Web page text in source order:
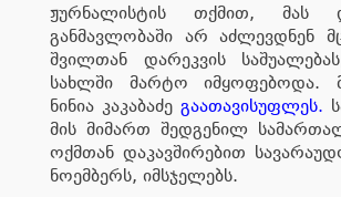
ჟურნალისტის თქმით, მას
განმავლობაში არ აძლევდნენ
შვილთან დარეკვის
სახლში მარტო იმყოფებოდა.
ნინია კაკაბაძე გაათავისუფლეს.
მის მიმართ შედგენილ
ოქმთან დაკავშირებით
ნოემბერს, იმსჯელებს.